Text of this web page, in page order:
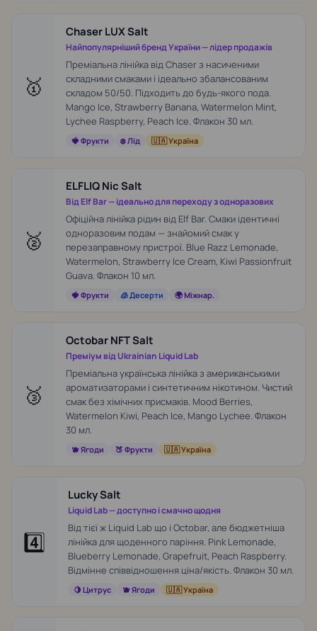
🥇
Chaser LUX Salt
Найпопулярніший бренд України — лідер продажів
Преміальна лінійка від Chaser з насиченими
складними смаками і ідеально збалансованим
складом 50/50. Підходить до будь-якого пода.
Mango Ice, Strawberry Banana, Watermelon Mint,
Lychee Raspberry, Peach Ice. Флакон 30 мл.
🍓 Фрукти ❄️ Лід 🇺🇦 Україна
🥈
ELFLIQ Nic Salt
Від Elf Bar — ідеально для переходу з одноразових
Офіційна лінійка рідин від Elf Bar. Смаки ідентичні
одноразовим подам — знайомий смак у
перезаправному пристрої. Blue Razz Lemonade,
Watermelon, Strawberry Ice Cream, Kiwi Passionfruit
Guava. Флакон 10 мл.
🍓 Фрукти 🧊 Десерти 🌍 Міжнар.
🥉
Octobar NFT Salt
Преміум від Ukrainian Liquid Lab
Преміальна українська лінійка з американськими
ароматизаторами і синтетичним нікотином. Чистий
смак без хімічних присмаків. Mood Berries,
Watermelon Kiwi, Peach Ice, Mango Lychee. Флакон
30 мл.
🫐 Ягоди 🍑 Фрукти 🇺🇦 Україна
4️⃣
Lucky Salt
Liquid Lab — доступно і смачно щодня
Від тієї ж Liquid Lab що і Octobar, але бюджетніша
лінійка для щоденного паріння. Pink Lemonade,
Blueberry Lemonade, Grapefruit, Peach Raspberry.
Відмінне співвідношення ціна/якість. Флакон 30 мл.
🍋 Цитрус 🫐 Ягоди 🇺🇦 Україна